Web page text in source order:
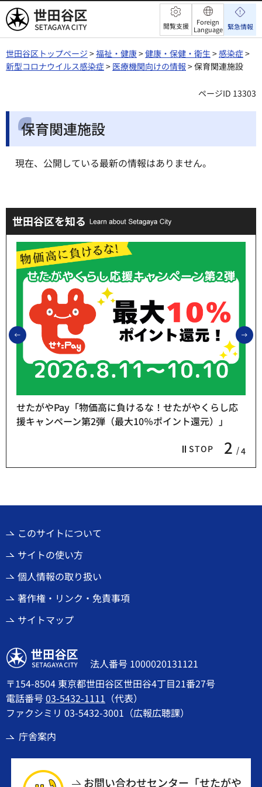
世田谷区 閲覧支援
Foreign
Language 緊急情報
世田谷区トップページ >福祉・健康>健康・保健・衛生 >感染症>
新型コロナウイルス感染症> 医療機関向けの情報 > 保育関連施設
ページID 13303
保育関連施設
現在、公開している最新の情報はありません。
世田谷区を知る
前のスライドを表示
STOP 2 4
せたがやPay「物価高に負けるな！せたがやくらし応
援キャンペーン第2弾（最大10％ポイント還元）」
このサイトについて
サイトの使い方
個人情報の取り扱い
著作権・リンク・免責事項
サイトマップ
世田谷区
法人番号 1000020131121
〒154-8504 東京都世田谷区世田谷4丁目21番27号
電話番号03-5432-1111 （代表）
ファクシミリ 03-5432-3001（広報広聴課）
庁舎案内
お問い合わせセンター「せたがや